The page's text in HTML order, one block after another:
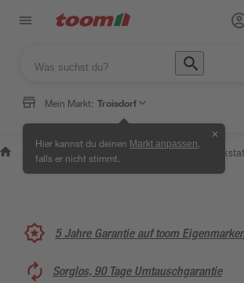
Mein Markt: Troisdorf
Hier kannst du deinen Markt anpassen
falls er nicht stimmt.
✕
Wissen
&
/
Selbermachen
& Ratgeber
5 Jahre Garantie auf toom
Sorglos, 90 Tage Umtauschgarantie